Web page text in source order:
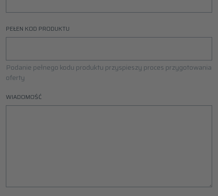
PEŁEN KOD PRODUKTU
Podanie pełnego kodu produktu przyspieszy proces przygotowania
oferty
WIADOMOŚĆ